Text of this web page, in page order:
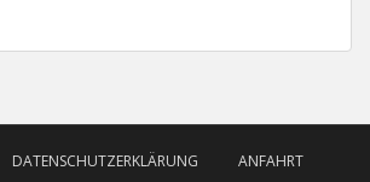
DATENSCHUTZERKLÄRUNG ANFAHRT